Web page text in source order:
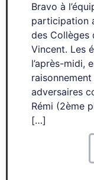
Bravo à
participation
des Collèges
Vincent. Les
l’après-midi,
adversaires
Rémi (2ème
[…]